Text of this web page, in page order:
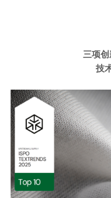
三项创
技